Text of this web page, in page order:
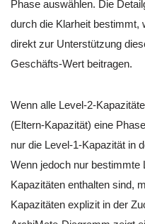
Phase auswählen. Die
durch die Klarheit bestimmt,
direkt zur Unterstützung
Geschäfts-Wert beitragen.
Wenn alle Level-2-
(Eltern-Kapazität) eine
nur die Level-1-Kapazität in
Wenn jedoch nur bestimmte
Kapazitäten enthalten sind,
Kapazitäten explizit in der